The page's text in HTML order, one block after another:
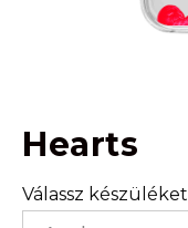
Hearts
Válassz készüléket